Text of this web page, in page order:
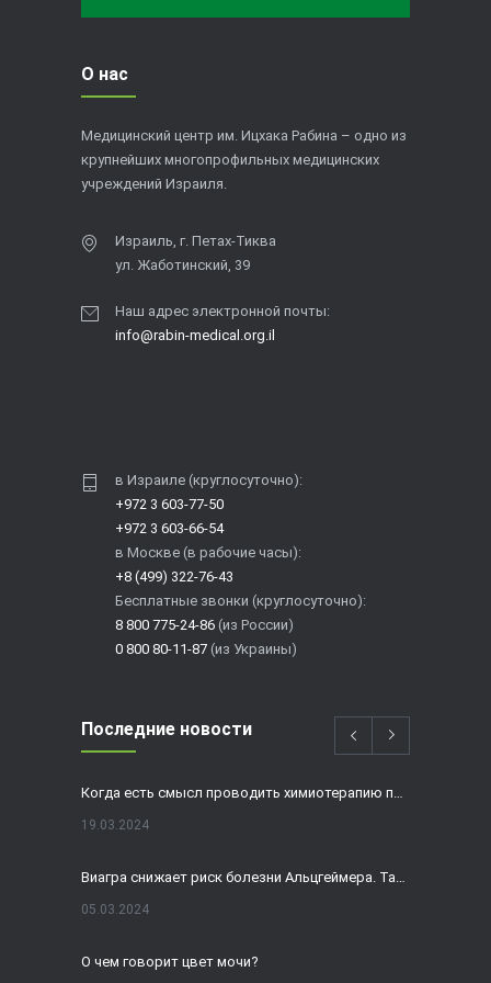
О нас
Медицинский центр им. Ицхака Рабина – одно из
крупнейших многопрофильных медицинских
учреждений Израиля.
Израиль, г. Петах-Тиква
ул. Жаботинский, 39
Наш адрес электронной почты:
info@rabin-medical.org.il
в Израиле (круглосуточно):
+972 3 603-77-50
+972 3 603-66-54
в Москве (в рабочие часы):
+8 (499) 322-76-43
Бесплатные звонки (круглосуточно):
8 800 775-24-86 (из России)
0 800 80-11-87 (из Украины)
Последние новости
19.03.2024
05.03.2024
О чем говорит цвет мочи?